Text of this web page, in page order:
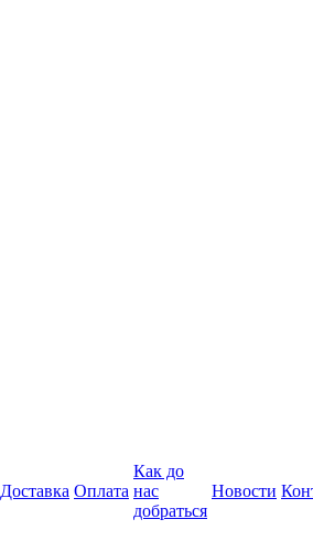
Доставка Оплата
Как до
нас
добраться
Новости